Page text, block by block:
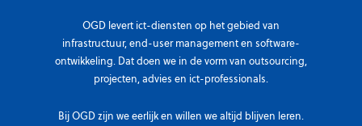
OGD levert ict-diensten op het gebied van
infrastructuur, end-user management en software-
ontwikkeling. Dat doen we in de vorm van outsourcing,
projecten, advies en ict-professionals.
Bij OGD zijn we eerlijk en willen we altijd blijven leren.